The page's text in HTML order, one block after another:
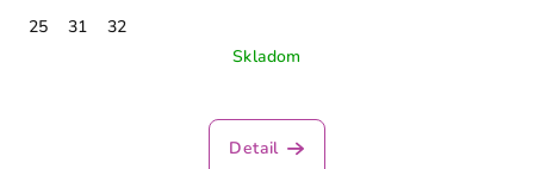
25 31
32
Skladom
Detail